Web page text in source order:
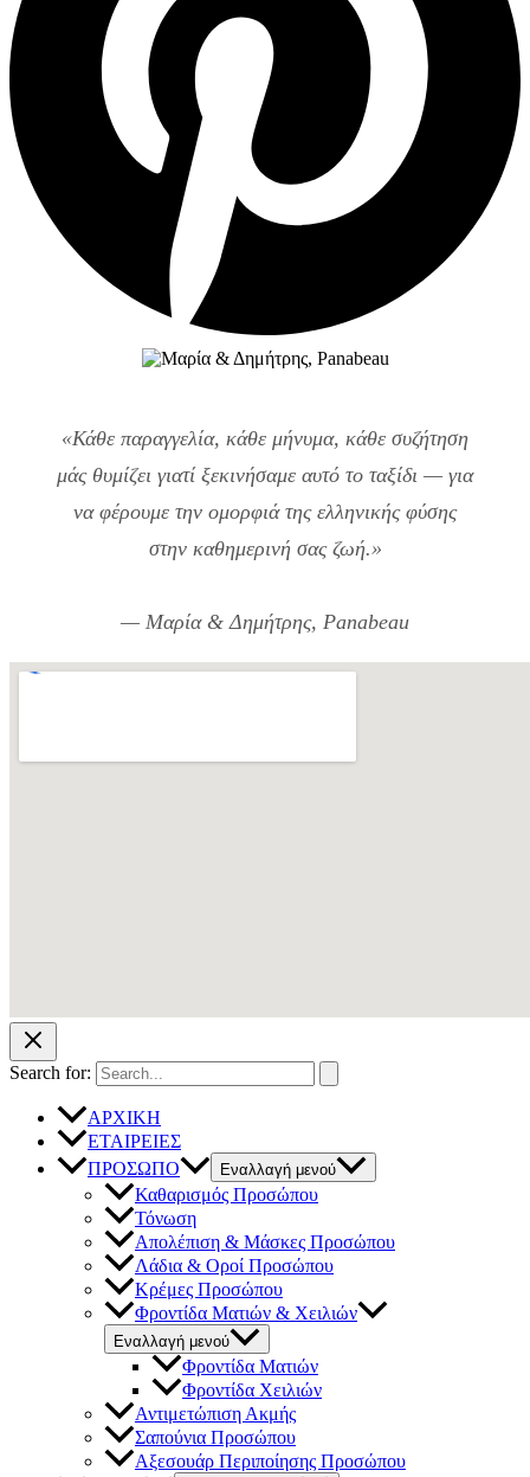
«Κάθε παραγγελία, κάθε μήνυμα, κάθε συζήτηση
μάς θυμίζει γιατί ξεκινήσαμε αυτό το ταξίδι — για
να φέρουμε την ομορφιά της ελληνικής φύσης
στην καθημερινή σας ζωή.»
— Μαρία & Δημήτρης, Panabeau
Search for:
ΑΡΧΙΚΗ
ΕΤΑΙΡΕΙΕΣ
ΠΡΟΣΩΠΟ
Εναλλαγή μενού
Καθαρισμός Προσώπου
Τόνωση
Απολέπιση & Μάσκες Προσώπου
Λάδια & Οροί Προσώπου
Κρέμες Προσώπου
Φροντίδα Ματιών & Χειλιών
Εναλλαγή μενού
Φροντίδα Ματιών
Φροντίδα Χειλιών
Αντιμετώπιση Ακμής
Σαπούνια Προσώπου
Αξεσουάρ Περιποίησης Προσώπου